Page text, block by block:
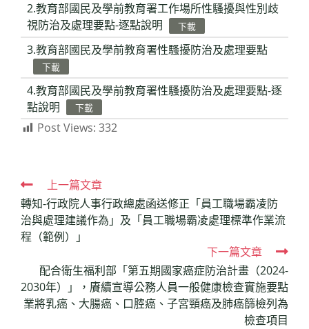
2.教育部國民及學前教育署工作場所性騷擾與性別歧
視防治及處理要點-逐點說明
下載
3.教育部國民及學前教育署性騷擾防治及處理要點
下載
4.教育部國民及學前教育署性騷擾防治及處理要點-逐
點說明
下載
Post Views: 332
Read
more
articles
上一篇文章
轉知-行政院人事行政總處函送修正「員工職場霸凌防
治與處理建議作為」及「員工職場霸凌處理標準作業流
程（範例）」
下一篇文章
配合衛生福利部「第五期國家癌症防治計畫（2024-
2030年）」，賡續宣導公務人員一般健康檢查實施要點
業將乳癌、大腸癌、口腔癌、子宮頸癌及肺癌篩檢列為
檢查項目